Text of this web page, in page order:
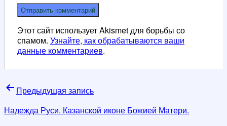
Этот сайт использует Akismet для борьбы со
спамом. Узнайте, как обрабатываются ваши
данные комментариев.
Навигация
по
Предыдущая запись
Надежда Руси. Казанской иконе Божией Матери.